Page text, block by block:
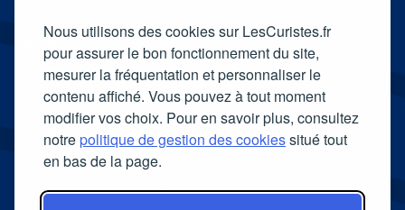
Nous utilisons des cookies sur LesCuristes.fr
pour assurer le bon fonctionnement du site,
mesurer la fréquentation et personnaliser le
contenu affiché. Vous pouvez à tout moment
modifier vos choix. Pour en savoir plus, consultez
notrepolitique de gestion des cookiessitué tout
en bas de la page.
Spa thermal Aiga Resort
Carte cadeau spa Vichy
Carte cadeau spa Bagnoles-de-l'Orne
Carte cadeau spa Saubusse
Carte cadeau spa Châtel-Guyon